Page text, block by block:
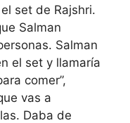
set de Rajshri.
Salman
Salman
el set y llamaría
comer”,
vas a
Daba de